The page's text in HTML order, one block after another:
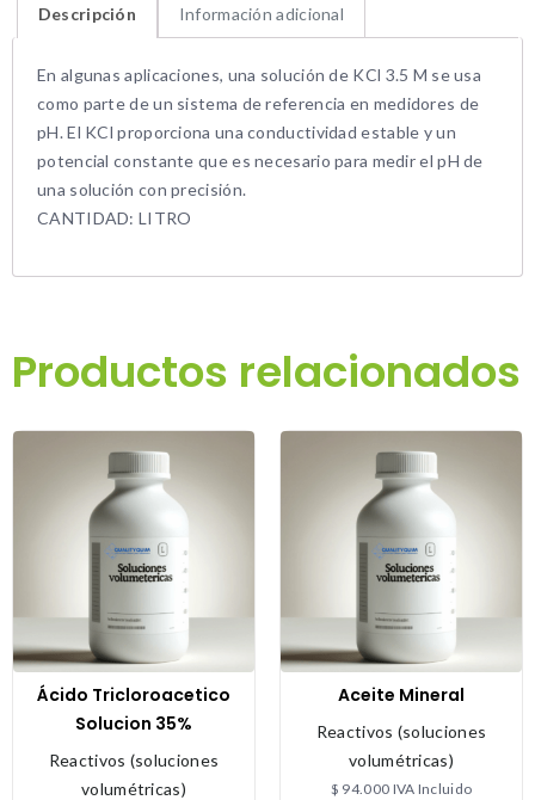
Descripción Información adicional
En algunas aplicaciones, una solución de KCl 3.5 M se usa
como parte de un sistema de referencia en medidores de
pH. El KCl proporciona una conductividad estable y un
potencial constante que es necesario para medir el pH de
una solución con precisión.
CANTIDAD: LITRO
Productos relacionados
Ácido Tricloroacetico
Solucion 35%
Reactivos (soluciones
volumétricas)
Aceite Mineral
Reactivos (soluciones
volumétricas)
$ 94.000 IVA Incluido